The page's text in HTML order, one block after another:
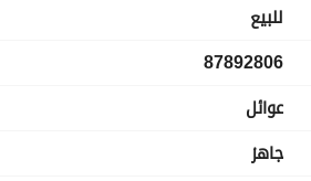
للبيع
87892806
عوائل
جاهز